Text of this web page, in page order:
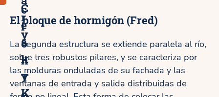
c
i
ó
n
T
r
y
C
e
s
k
y
K
El bloque de hormigón (Fred)
La segunda estructura se extiende paralela al río,
sobre tres robustos pilares, y se caracteriza por
las molduras onduladas de su fachada y las
ventanas de entrada y salida distribuidas de